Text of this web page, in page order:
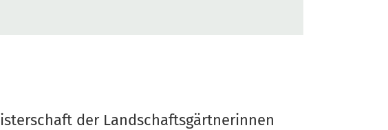
der Landschaftsgärtnerinnen